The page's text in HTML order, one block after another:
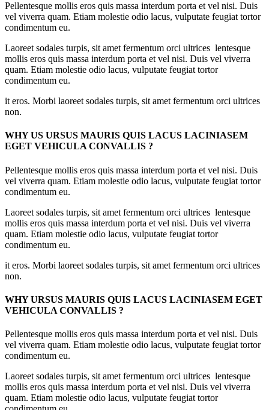
Pellentesque mollis eros quis massa interdum porta et vel nisi. Duis
vel viverra quam. Etiam molestie odio lacus, vulputate feugiat tortor
condimentum eu.
Laoreet sodales turpis, sit amet fermentum orci ultrices lentesque
mollis eros quis massa interdum porta et vel nisi. Duis vel viverra
quam. Etiam molestie odio lacus, vulputate feugiat tortor
condimentum eu.
it eros. Morbi laoreet sodales turpis, sit amet fermentum orci ultrices
non.
WHY US URSUS MAURIS QUIS LACUS LACINIASEM
EGET VEHICULA CONVALLIS ?
Pellentesque mollis eros quis massa interdum porta et vel nisi. Duis
vel viverra quam. Etiam molestie odio lacus, vulputate feugiat tortor
condimentum eu.
Laoreet sodales turpis, sit amet fermentum orci ultrices lentesque
mollis eros quis massa interdum porta et vel nisi. Duis vel viverra
quam. Etiam molestie odio lacus, vulputate feugiat tortor
condimentum eu.
it eros. Morbi laoreet sodales turpis, sit amet fermentum orci ultrices
non.
WHY URSUS MAURIS QUIS LACUS LACINIASEM EGET
VEHICULA CONVALLIS ?
Pellentesque mollis eros quis massa interdum porta et vel nisi. Duis
vel viverra quam. Etiam molestie odio lacus, vulputate feugiat tortor
condimentum eu.
Laoreet sodales turpis, sit amet fermentum orci ultrices lentesque
mollis eros quis massa interdum porta et vel nisi. Duis vel viverra
quam. Etiam molestie odio lacus, vulputate feugiat tortor